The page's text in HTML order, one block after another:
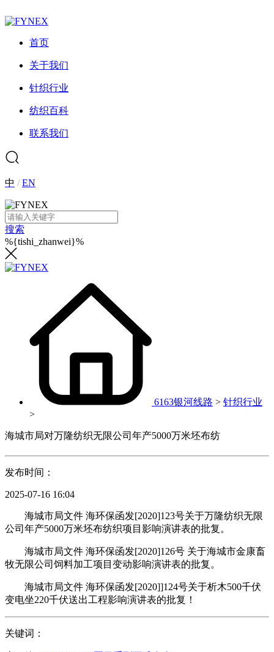
首页
关于我们
针织行业
纺织百科
联系我们
中 /EN
搜索
%{tishi_zhanwei}%
6163银河线路 > 针织行业
>
海城市局对万隆纺织无限公司年产5000万米坯布纺
发布时间：
2025-07-16 16:04
海城市局文件 海环保函发[2020]123号关于万隆纺织无限
公司年产5000万米坯布纺织项目影响演讲表的批复。
海城市局文件 海环保函发[2020]126号 关于海城市金康畜
牧无限公司饲料加工项目变动影响演讲表的批复。
海城市局文件 海环保函发[2020]]124号关于析木500千伏
变电坐220千伏送出工程影响演讲表的批复！
关键词：